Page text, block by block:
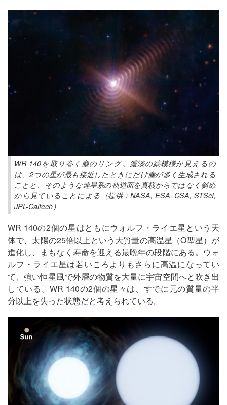
WR 140を取り巻く塵のリング。濃淡の縞模様が見えるの
は、2つの星が最も接近したときにだけ塵が多く生成される
ことと、そのような連星系の軌道面を真横からではなく斜め
から見ていることによる（提供：NASA, ESA, CSA, STScI,
JPL-Caltech）
WR 140の2個の星はともにウォルフ・ライエ星という天
体で、太陽の25倍以上という大質量の高温星（O型星）が
進化し、まもなく寿命を迎える最晩年の段階にある。ウォ
ルフ・ライエ星は若いころよりもさらに高温になってい
て、強い恒星風で外層の物質を大量に宇宙空間へと吹き出
している。WR 140の2個の星々は、すでに元の質量の半
分以上を失った状態だと考えられている。